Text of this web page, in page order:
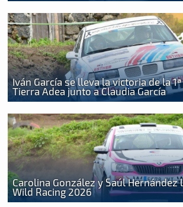
Iván García se lleva la victoria de la
Tierra Adea junto a Claudia García
Carolina González y Saúl Hernández
Wild Racing 2026